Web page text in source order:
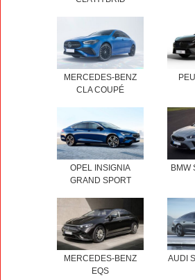
MERCEDES-BENZ
CLA COUPÉ
OPEL INSIGNIA
GRAND SPORT
BMW
MERCEDES-BENZ
EQS
AUDI